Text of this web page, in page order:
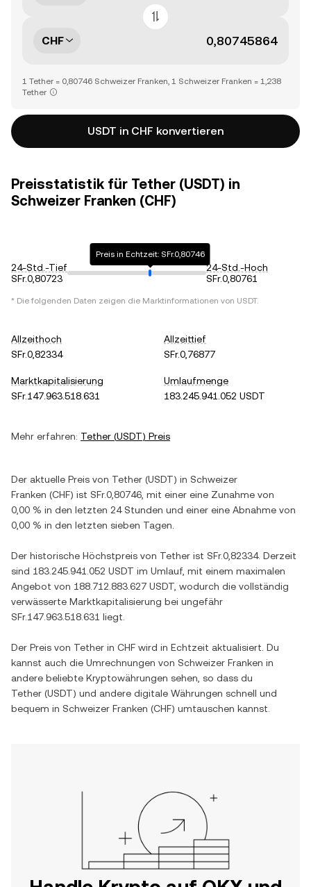
CHF
1 Tether = 0,80746 Schweizer Franken, 1 Schweizer Franken = 1,238
Tether
USDT in CHF konvertieren
Preisstatistik für Tether (USDT) in
Schweizer Franken (CHF)
24-Std.-Tief
SFr.0,80723
Preis in Echtzeit: SFr.0,80746
24-Std.-Hoch
SFr.0,80761
* Die folgenden Daten zeigen die Marktinformationen von USDT.
Allzeithoch
SFr.0,82334
Allzeittief
SFr.0,76877
Marktkapitalisierung
SFr.147.963.518.631
Umlaufmenge
183.245.941.052 USDT
Mehr erfahren: Tether (USDT) Preis
Der aktuelle Preis von Tether (USDT) in Schweizer
Franken (CHF) ist SFr.0,80746 , mit einer eine Zunahme von
0,00 % in den letzten 24 Stunden und einer eine Abnahme von
0,00 % in den letzten sieben Tagen.
Der historische Höchstpreis von Tether ist SFr.0,82334. Derzeit
sind 183.245.941.052 USDT im Umlauf, mit einem maximalen
Angebot von 188.712.883.627 USDT , wodurch die vollständig
verwässerte Marktkapitalisierung bei ungefähr
SFr.147.963.518.631 liegt.
Der Preis von Tether in CHF wird in Echtzeit aktualisiert. Du
kannst auch die Umrechnungen von Schweizer Franken in
andere beliebte Kryptowährungen sehen, so dass du
Tether (USDT) und andere digitale Währungen schnell und
bequem in Schweizer Franken (CHF) umtauschen kannst.